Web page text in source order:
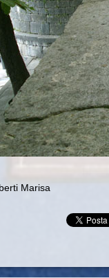
Marisa